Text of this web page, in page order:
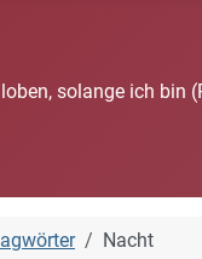
solange ich bin
Nacht